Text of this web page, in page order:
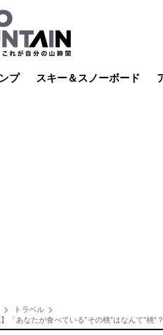
プ スキー＆スノーボード
トラベル
】「あなたが食べている”その桃”はなんて”桃